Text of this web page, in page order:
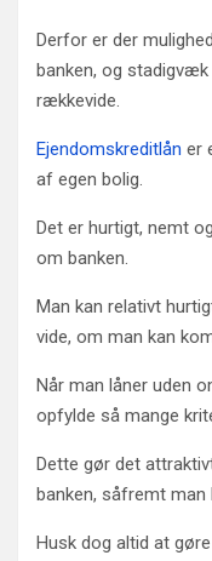
Derfor er der
banken, og
rækkevide.
Ejendomskreditlån er
af egen bolig.
Det er hurtigt, nemt
om banken.
Man kan relativt
vide, om man kan
Når man låner uden
opfylde så mange
Dette gør det
banken, såfremt
Husk dog altid at